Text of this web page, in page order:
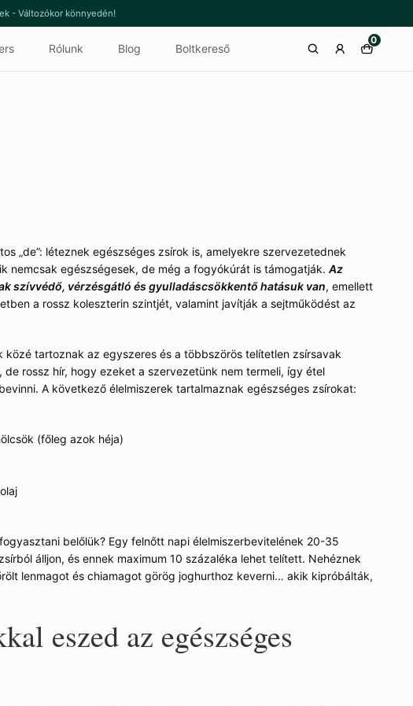
- Változókor könnyedén!
Rólunk Blog Boltkereső
0
„de”: léteznek egészséges zsírok is, amelyekre szervezetednek
nemcsak egészségesek, de még a fogyókúrát is támogatják. Az
szívvédő, vérzésgátló és gyulladáscsökkentő hatásuk van, emellett
a rossz koleszterin szintjét, valamint javítják a sejtműködést az
közé tartoznak az egyszeres és a többszörös telítetlen zsírsavak
rossz hír, hogy ezeket a szervezetünk nem termeli, így étel
A következő élelmiszerek tartalmaznak egészséges zsírokat:
(főleg azok héja)
belőlük? Egy felnőtt napi élelmiszerbevitelének 20-35
álljon, és ennek maximum 10 százaléka lehet telített. Nehéznek
lenmagot és chiamagot görög joghurthoz keverni… akik kipróbálták,
eszed az egészséges